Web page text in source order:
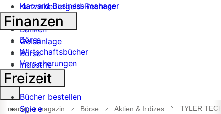
Harvard Business manager
Handel
Banken
Geldanlage
Börse
Industrie
Suche
öffnen
manager magazin Börse Aktien & Indizes TYLER
Kurzarbeitergeld-Rechner
Finanzen
Börse
Wirtschaftsbücher
Versicherungen
Freizeit
Bücher bestellen
Spiele